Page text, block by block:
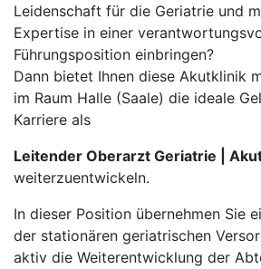
Leidenschaft für die Geriatrie und
Expertise in einer
Führungsposition einbringen?
Dann bietet Ihnen diese Akutklinik
im Raum Halle (Saale) die ideale
Karriere als
Leitender Oberarzt Geriatrie |
weiterzuentwickeln.
In dieser Position übernehmen Sie
der stationären geriatrischen
aktiv die Weiterentwicklung der